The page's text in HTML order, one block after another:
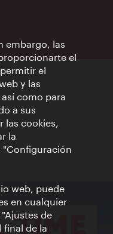
embargo, las
el
el
y las
como para
a sus
las cookies,
la
web, puede
en cualquier
de
final de la